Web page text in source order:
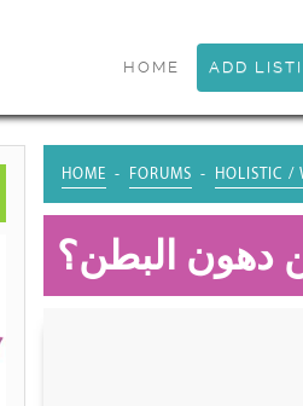
HOME ADD
HOME FORUMS HOLISTIC /
دهون البطن؟